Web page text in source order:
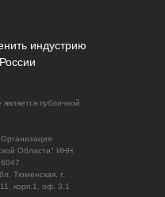
публичной
Области" ИНН
Тюменская, г.
корп.1, оф. 3.1
индустрию